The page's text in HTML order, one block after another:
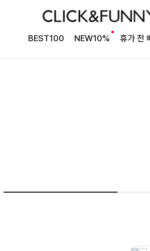
BEST100 NEW10% 휴가 전
NO1. 썸머베스트
두가지 컬러 데일